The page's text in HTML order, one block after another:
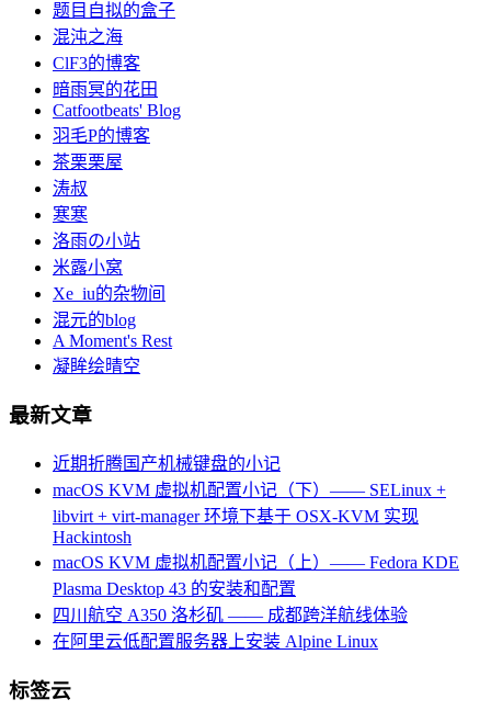
题目自拟的盒子
混沌之海
ClF3的博客
暗雨冥的花田
Catfootbeats' Blog
羽毛P的博客
茶栗栗屋
涛叔
寒寒
洛雨の小站
米露小窝
Xe_iu的杂物间
混元的blog
A Moment's Rest
凝眸绘晴空
最新文章
近期折腾国产机械键盘的小记
macOS KVM 虚拟机配置小记（下）—— SELinux +
libvirt + virt-manager 环境下基于 OSX-KVM 实现
Hackintosh
macOS KVM 虚拟机配置小记（上）—— Fedora KDE
Plasma Desktop 43 的安装和配置
四川航空 A350 洛杉矶 —— 成都跨洋航线体验
在阿里云低配置服务器上安装 Alpine Linux
标签云